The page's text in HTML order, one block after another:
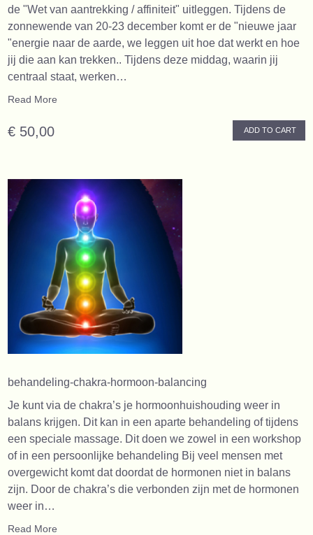
de "Wet van aantrekking / affiniteit" uitleggen. Tijdens de
zonnewende van 20-23 december komt er de "nieuwe jaar
"energie naar de aarde, we leggen uit hoe dat werkt en hoe
jij die aan kan trekken.. Tijdens deze middag, waarin jij
centraal staat, werken…
Read More
€ 50,00 ADD TO CART
behandeling-chakra-hormoon-balancing
Je kunt via de chakra’s je hormoonhuishouding weer in
balans krijgen. Dit kan in een aparte behandeling of tijdens
een speciale massage. Dit doen we zowel in een workshop
of in een persoonlijke behandeling Bij veel mensen met
overgewicht komt dat doordat de hormonen niet in balans
zijn. Door de chakra’s die verbonden zijn met de hormonen
weer in…
Read More